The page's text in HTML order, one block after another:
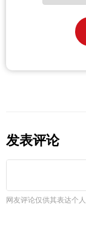
发表评论
网友评论仅供其表达个